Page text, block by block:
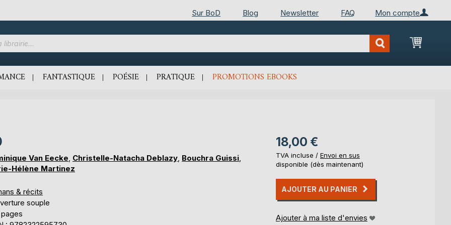
Mon compte
Sur BoD Blog Newsletter FAQ
Mon
FANTASTIQUE POÉSIE PRATIQUE PROMOTIONS EBOOKS
Van Eecke, Christelle-Natacha Deblazy, Bouchra Guissi,
Hélène Martinez
& récits
souple
18,00 €
TVA incluse / Envoi en sus
disponible (dès maintenant)
AJOUTER AU PANIER
Ajouter à ma liste d'envies